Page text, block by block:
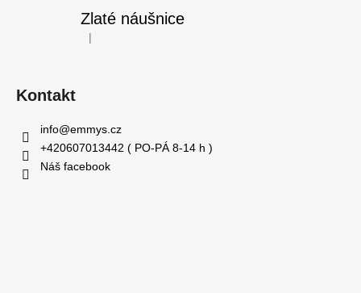
Zlaté náušnice
Hodnocení produktu je 5 z 5 hvězdiček.
|
Kontakt
info@emmys.cz
+420607013442 ( PO-PÁ 8-14 h )
Náš facebook